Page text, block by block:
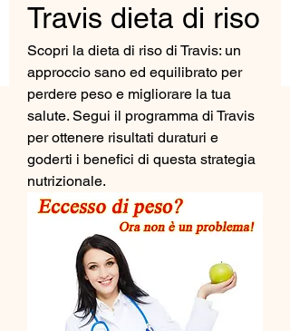
Travis dieta di riso
Scopri la dieta di riso di Travis: un
approccio sano ed equilibrato per
perdere peso e migliorare la tua
salute. Segui il programma di Travis
per ottenere risultati duraturi e
goderti i benefici di questa strategia
nutrizionale.